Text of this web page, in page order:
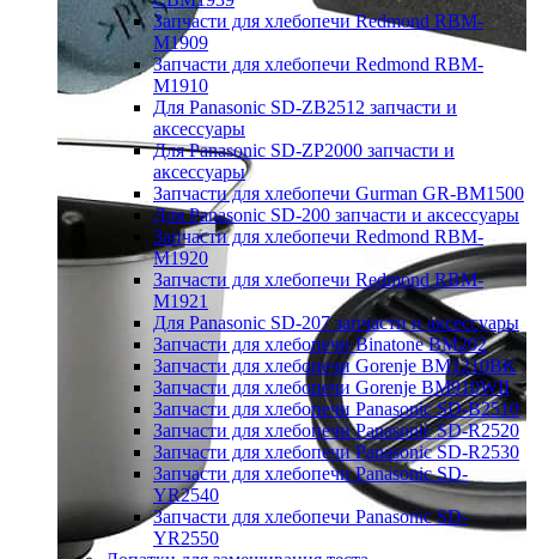
Запчасти для хлебопечи Redmond RBM-
M1909
Запчасти для хлебопечи Redmond RBM-
M1910
Для Panasonic SD-ZB2512 запчасти и
аксессуары
Для Panasonic SD-ZP2000 запчасти и
аксессуары
Запчасти для хлебопечи Gurman GR-BM1500
Для Panasonic SD-200 запчасти и аксессуары
Запчасти для хлебопечи Redmond RBM-
M1920
Запчасти для хлебопечи Redmond RBM-
M1921
Для Panasonic SD-207 запчасти и аксессуары
Запчасти для хлебопечи Binatone BM202
Запчасти для хлебопечи Gorenje BM1210BK
Запчасти для хлебопечи Gorenje BM910WII
Запчасти для хлебопечи Panasonic SD-B2510
Запчасти для хлебопечи Panasonic SD-R2520
Запчасти для хлебопечи Panasonic SD-R2530
Запчасти для хлебопечи Panasonic SD-
YR2540
Запчасти для хлебопечи Panasonic SD-
YR2550